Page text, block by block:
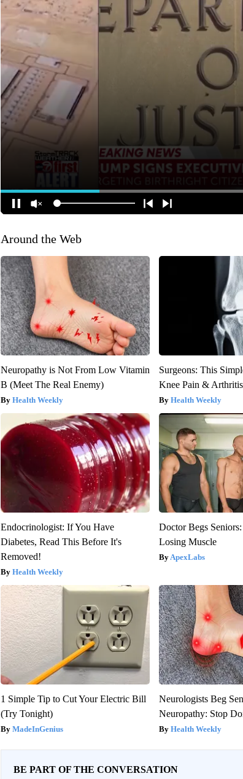
Around the Web
Neuropathy is Not From Low Vitamin
B (Meet The Real Enemy)
Health Weekly
Surgeons: This
Knee Pain &
Health Weekly
Endocrinologist: If You Have
Diabetes, Read This Before It's
Removed!
Health Weekly
Doctor Begs
Losing Muscle
ApexLabs
1 Simple Tip to Cut Your Electric Bill
(Try Tonight)
MadeInGenius
Neurologists Beg
Neuropathy: Stop
Health Weekly
BE PART OF THE CONVERSATION